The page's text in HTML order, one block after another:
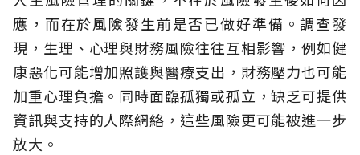
應，而在於風險發生前是否已做好準備。調查發
現，生理、心理與財務風險往往互相影響，例如健
康惡化可能增加照護與醫療支出，財務壓力也可能
加重心理負擔。同時面臨孤獨或孤立，缺乏可提供
資訊與支持的人際網絡，這些風險更可能被進一步
放大。